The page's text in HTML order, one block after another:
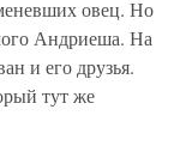
овец. Но
Андриеша. На
и его друзья.
тут же